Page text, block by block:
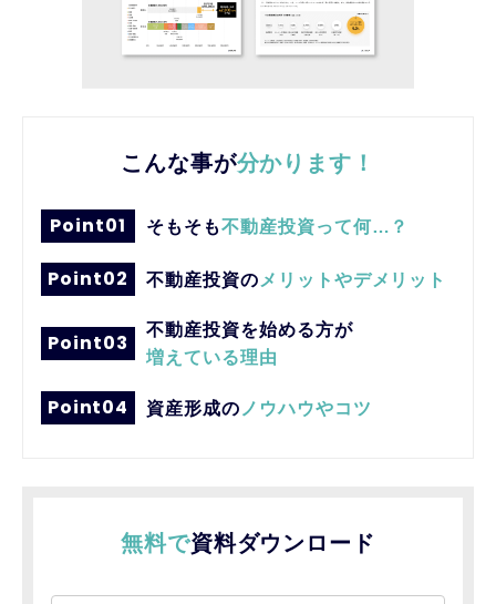
こんな事が分かります！
Point01 そもそも不動産投資って何…？
Point02 不動産投資の メリットやデメリット
Point03
不動産投資を始める方が
増えている理由
Point04 資産形成の ノウハウやコツ
無料で資料ダウンロード